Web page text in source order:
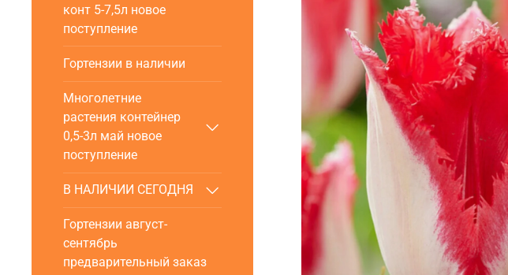
конт 5-7,5л новое
поступление
Гортензии в наличии
Многолетние
растения контейнер
0,5-3л май новое
поступление
В НАЛИЧИИ СЕГОДНЯ
Гортензии август-
сентябрь
предварительный заказ